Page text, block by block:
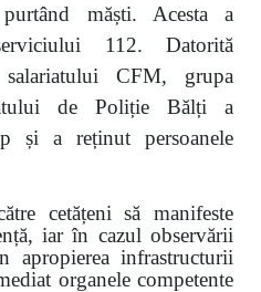
purtând măști. Acesta a
112. Datorită
CFM, grupa
de Poliție Bălți a
și a reținut persoanele
cetățeni să manifeste
iar în cazul observării
apropierea infrastructurii
organele competente